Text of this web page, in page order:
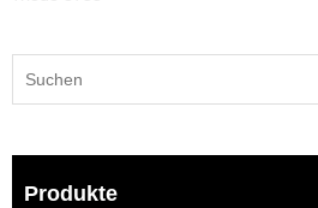
Produkte